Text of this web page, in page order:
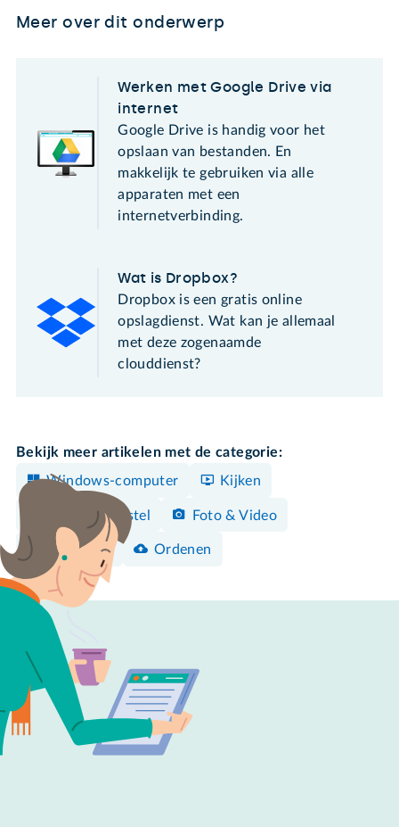
Meer over dit onderwerp
Werken met Google Drive via
internet
Google Drive is handig voor het
opslaan van bestanden. En
makkelijk te gebruiken via alle
apparaten met een
internetverbinding.
Wat is Dropbox?
Dropbox is een gratis online
opslagdienst. Wat kan je allemaal
met deze zogenaamde
clouddienst?
Bekijk meer artikelen met de categorie:
Windows-computer
Kijken
Android-toestel Foto & Video
Opruimen Ordenen